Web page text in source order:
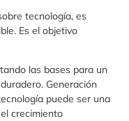
tecnología, es
Es el objetivo
las bases para un
Generación
puede ser una
crecimiento